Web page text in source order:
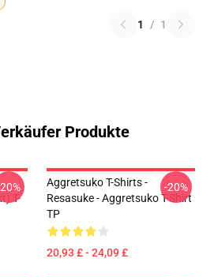
1 / 1
Produkte
T-
Aggretsuko T-Shirts -
Resasuke - Aggretsuko T-Shirt
TP
20,93 £ - 24,09 £
-20%